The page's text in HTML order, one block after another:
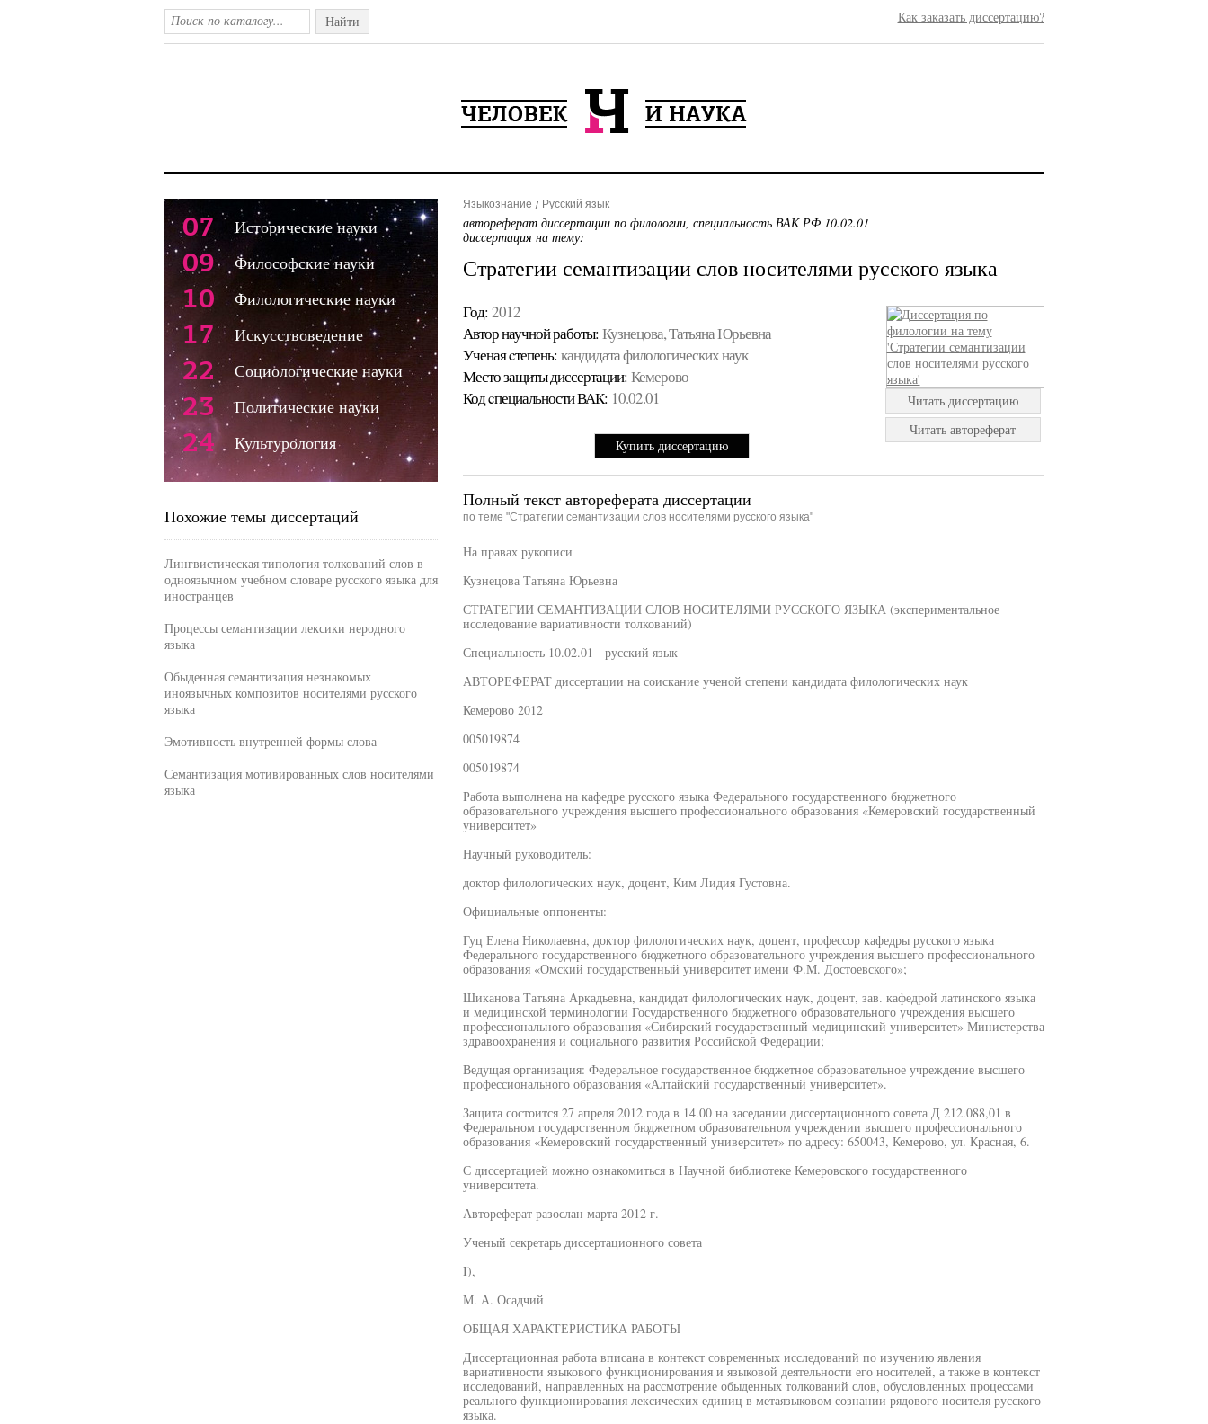
Найти Как заказать диссертацию?
Языкознание Русский язык
автореферат диссертации по филологии, специальность ВАК РФ 10.02.01
диссертация на тему:
Стратегии семантизации слов носителями русского языка
Год: 2012
Автор научной работы: Кузнецова, Татьяна Юрьевна
Ученая cтепень: кандидата филологических наук
Место защиты диссертации: Кемерово
Код cпециальности ВАК: 10.02.01
Купить диссертацию
Читать диссертацию
Читать автореферат
Полный текст автореферата диссертации
по теме "Стратегии семантизации слов носителями русского языка"
На правах рукописи
Кузнецова Татьяна Юрьевна
СТРАТЕГИИ СЕМАНТИЗАЦИИ СЛОВ НОСИТЕЛЯМИ РУССКОГО ЯЗЫКА (экспериментальное
исследование вариативности толкований)
Специальность 10.02.01 - русский язык
АВТОРЕФЕРАТ диссертации на соискание ученой степени кандидата филологических наук
Кемерово 2012
005019874
005019874
Работа выполнена на кафедре русского языка Федерального государственного бюджетного
образовательного учреждения высшего профессионального образования «Кемеровский государственный
университет»
Научный руководитель:
доктор филологических наук, доцент, Ким Лидия Густовна.
Официальные оппоненты:
Гуц Елена Николаевна, доктор филологических наук, доцент, профессор кафедры русского языка
Федерального государственного бюджетного образовательного учреждения высшего профессионального
образования «Омский государственный университет имени Ф.М. Достоевского»;
Шиканова Татьяна Аркадьевна, кандидат филологических наук, доцент, зав. кафедрой латинского языка
и медицинской терминологии Государственного бюджетного образовательного учреждения высшего
профессионального образования «Сибирский государственный медицинский университет» Министерства
здравоохранения и социального развития Российской Федерации;
Ведущая организация: Федеральное государственное бюджетное образовательное учреждение высшего
профессионального образования «Алтайский государственный университет».
Защита состоится 27 апреля 2012 года в 14.00 на заседании диссертационного совета Д 212.088,01 в
Федеральном государственном бюджетном образовательном учреждении высшего профессионального
образования «Кемеровский государственный университет» по адресу: 650043, Кемерово, ул. Красная, 6.
С диссертацией можно ознакомиться в Научной библиотеке Кемеровского государственного
университета.
Автореферат разослан марта 2012 г.
Ученый секретарь диссертационного совета
I),
М. А. Осадчий
ОБЩАЯ ХАРАКТЕРИСТИКА РАБОТЫ
Диссертационная работа вписана в контекст современных исследований по изучению явления
вариативности языкового функционирования и языковой деятельности его носителей, а также в контекст
исследований, направленных на рассмотрение обыденных толкований слов, обусловленных процессами
реального функционирования лексических единиц в метаязыковом сознании рядового носителя русского
языка.
07 Исторические науки
09 Философские науки
10 Филологические науки
17 Искусствоведение
22 Социологические науки
23 Политические науки
24 Культурология
Похожие темы диссертаций
Лингвистическая типология толкований слов в
одноязычном учебном словаре русского языка для
иностранцев
Процессы семантизации лексики неродного
языка
Обыденная семантизация незнакомых
иноязычных композитов носителями русского
языка
Эмотивность внутренней формы слова
Семантизация мотивированных слов носителями
языка